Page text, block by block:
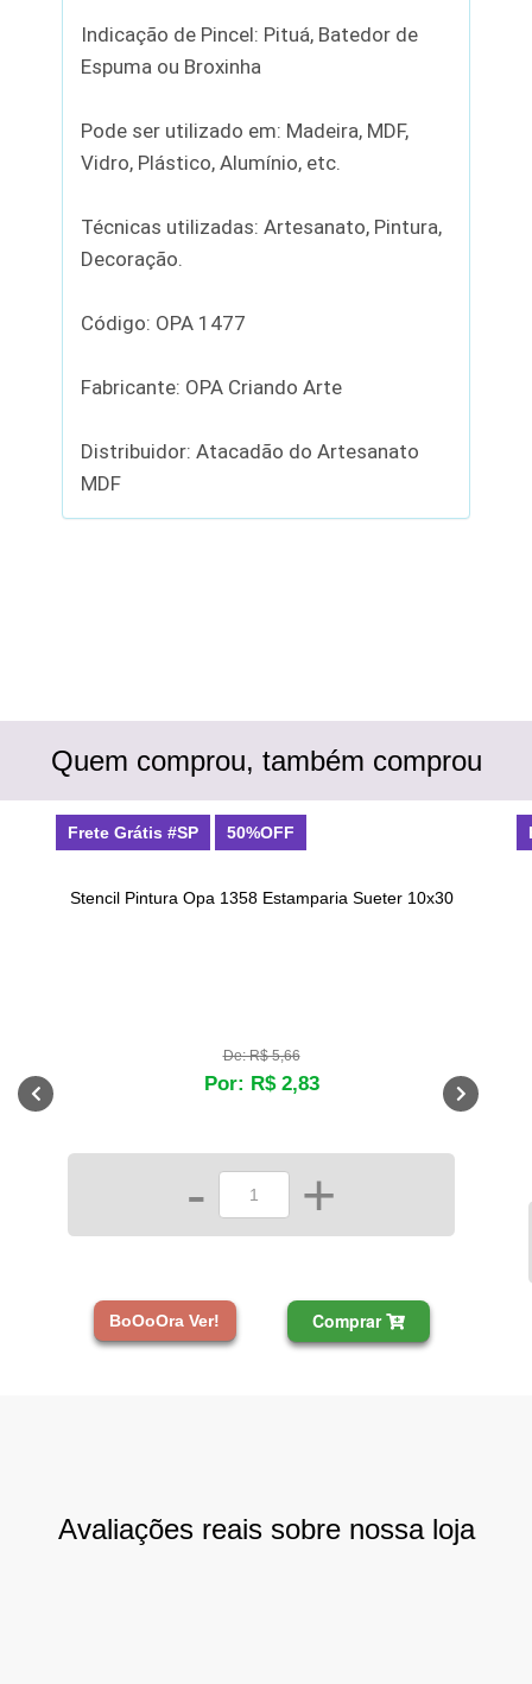
Indicação de Pincel: Pituá, Batedor de
Espuma ou Broxinha
Pode ser utilizado em: Madeira, MDF,
Vidro, Plástico, Alumínio, etc.
Técnicas utilizadas: Artesanato, Pintura,
Decoração.
Código: OPA 1477
Fabricante: OPA Criando Arte
Distribuidor: Atacadão do Artesanato
MDF
Quem comprou, também comprou
Stencil Pintura Opa 1358 Estamparia Sueter 10x30
De: R$ 5,66
Por: R$ 2,83
- +
BoOoOra Ver! Comprar
Frete Grátis #SP 50%OFF
Avaliações reais sobre nossa loja